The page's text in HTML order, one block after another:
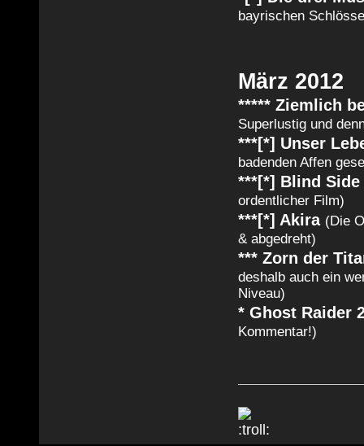
bayrischen
März 2012
***** Ziemlich
Superlustig und
***[*] Unser
badenden Affen
***[*] Blind Side
ordentlicher Film)
***[*] Akira (Die
& abgedreht)
*** Zorn der
deshalb auch ein
Niveau)
* Ghost Raider
Kommentar!)